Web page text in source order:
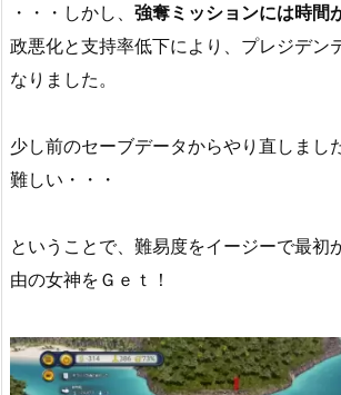
・・・しかし、 強奪ミッションには時間
政悪化と支持率低下により、プレジデン
なりました。
少し前のセーブデータからやり直しまし
難しい・・・
ということで、難易度をイージーで最初
由の女神をＧｅｔ！